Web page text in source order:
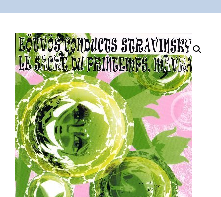
SHOP
KAPCSOLAT
CONTACT